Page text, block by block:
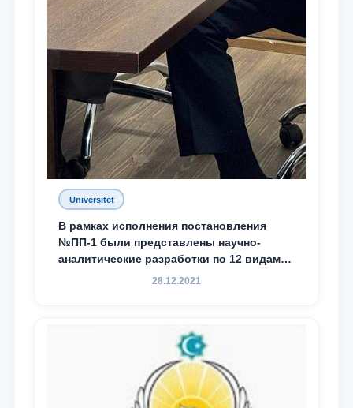
Universitet
В рамках исполнения постановления
№ПП-1 были представлены научно-
аналитические разработки по 12 видам
28.12.2021